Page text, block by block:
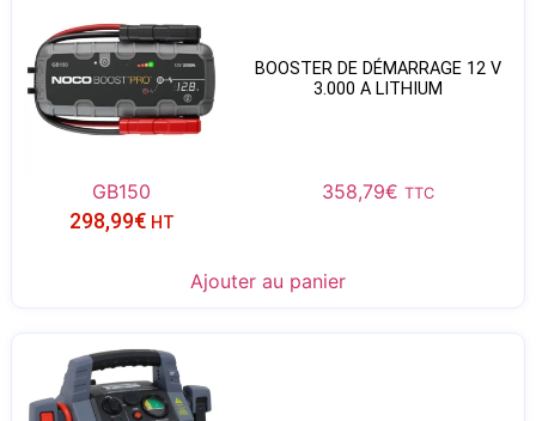
BOOSTER DE DÉMARRAGE 12 V
3.000 A LITHIUM
GB150 358,79€ TTC
298,99€ HT
Ajouter au panier